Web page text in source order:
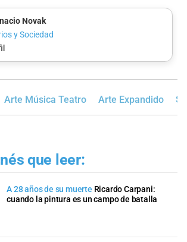
Novak
y Sociedad
Arte Música Teatro Arte Expandido
que leer:
A 28 años de su muerte Ricardo Carpani:
cuando la pintura es un campo de batalla